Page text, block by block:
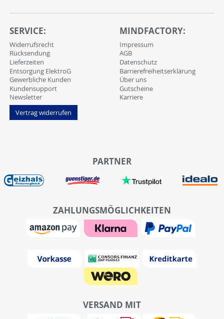
SERVICE:
Widerrufsrecht
Rücksendung
Lieferzeiten
Entsorgung ElektroG
Gewerbliche Kunden
Kundensupport
Newsletter
Vertrag widerrufen
MINDFACTORY:
Impressum
AGB
Datenschutz
Barrierefreiheitserklärung
Über uns
Gutscheine
Karriere
PARTNER
ZAHLUNGSMÖGLICHKEITEN
VERSAND MIT